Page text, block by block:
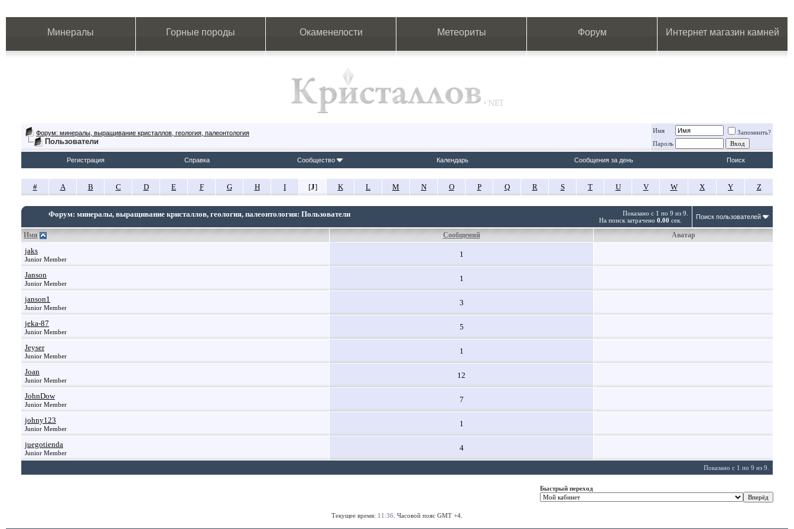
Минералы Горные породы Окаменелости Метеориты Форум Интернет магазин камней
Форум: минералы, выращивание кристаллов, геология, палеонтология
Пользователи
Имя
Запомнить?
Пароль
Регистрация Справка Сообщество Календарь Сообщения за день Поиск
# A B C D E F G H I [J] K L M N O P Q R S T U V W X Y Z
Показано с 1 по 9 из 9.
На поиск затрачено 0.00 сек.
Форум: минералы, выращивание кристаллов, геология, палеонтология: Пользователи Поиск пользователей
Имя Сообщений Аватар
jaks
Junior Member
1
Janson
Junior Member
1
janson1
Junior Member
3
jeka-87
Junior Member
5
Jeyser
Junior Member
1
Joan
Junior Member
12
JohnDow
Junior Member
7
johny123
Junior Member
1
juegotienda
Junior Member
4
Показано с 1 по 9 из 9.
Быстрый переход
Текущее время: 11:36 . Часовой пояс GMT +4.